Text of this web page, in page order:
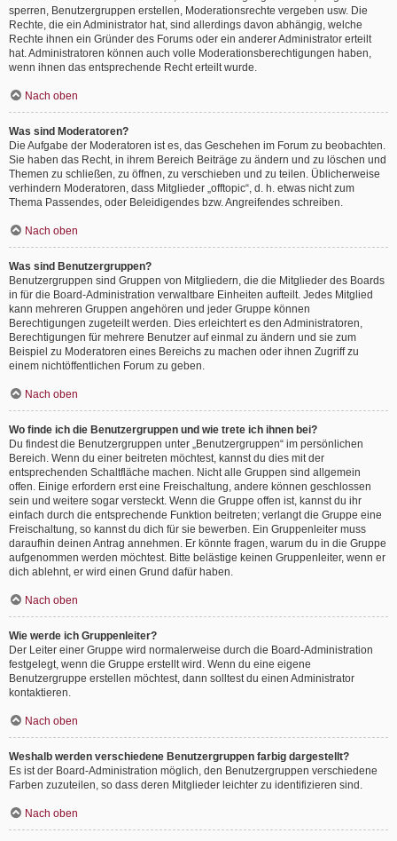
sperren, Benutzergruppen erstellen, Moderationsrechte vergeben usw. Die
Rechte, die ein Administrator hat, sind allerdings davon abhängig, welche
Rechte ihnen ein Gründer des Forums oder ein anderer Administrator erteilt
hat. Administratoren können auch volle Moderationsberechtigungen haben,
wenn ihnen das entsprechende Recht erteilt wurde.
Nach oben
Was sind Moderatoren?
Die Aufgabe der Moderatoren ist es, das Geschehen im Forum zu beobachten.
Sie haben das Recht, in ihrem Bereich Beiträge zu ändern und zu löschen und
Themen zu schließen, zu öffnen, zu verschieben und zu teilen. Üblicherweise
verhindern Moderatoren, dass Mitglieder „offtopic“, d. h. etwas nicht zum
Thema Passendes, oder Beleidigendes bzw. Angreifendes schreiben.
Nach oben
Was sind Benutzergruppen?
Benutzergruppen sind Gruppen von Mitgliedern, die die Mitglieder des Boards
in für die Board-Administration verwaltbare Einheiten aufteilt. Jedes Mitglied
kann mehreren Gruppen angehören und jeder Gruppe können
Berechtigungen zugeteilt werden. Dies erleichtert es den Administratoren,
Berechtigungen für mehrere Benutzer auf einmal zu ändern und sie zum
Beispiel zu Moderatoren eines Bereichs zu machen oder ihnen Zugriff zu
einem nichtöffentlichen Forum zu geben.
Nach oben
Wo finde ich die Benutzergruppen und wie trete ich ihnen bei?
Du findest die Benutzergruppen unter „Benutzergruppen“ im persönlichen
Bereich. Wenn du einer beitreten möchtest, kannst du dies mit der
entsprechenden Schaltfläche machen. Nicht alle Gruppen sind allgemein
offen. Einige erfordern erst eine Freischaltung, andere können geschlossen
sein und weitere sogar versteckt. Wenn die Gruppe offen ist, kannst du ihr
einfach durch die entsprechende Funktion beitreten; verlangt die Gruppe eine
Freischaltung, so kannst du dich für sie bewerben. Ein Gruppenleiter muss
daraufhin deinen Antrag annehmen. Er könnte fragen, warum du in die Gruppe
aufgenommen werden möchtest. Bitte belästige keinen Gruppenleiter, wenn er
dich ablehnt, er wird einen Grund dafür haben.
Nach oben
Wie werde ich Gruppenleiter?
Der Leiter einer Gruppe wird normalerweise durch die Board-Administration
festgelegt, wenn die Gruppe erstellt wird. Wenn du eine eigene
Benutzergruppe erstellen möchtest, dann solltest du einen Administrator
kontaktieren.
Nach oben
Weshalb werden verschiedene Benutzergruppen farbig dargestellt?
Es ist der Board-Administration möglich, den Benutzergruppen verschiedene
Farben zuzuteilen, so dass deren Mitglieder leichter zu identifizieren sind.
Nach oben